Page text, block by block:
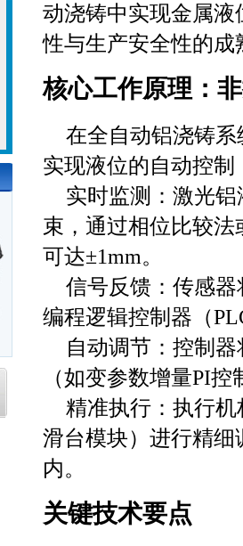
动浇铸中实现金属
性与生产安全性的成
核心工作原理：
在全自动铝浇铸
实现液位的自动控制
实时监测：激光
束，通过相位比较
可达±1mm。
信号反馈：传感
编程逻辑控制器（
自动调节：控制
（如变参数增量PI
精准执行：执行
滑台模块）进行精
内。
关键技术要点